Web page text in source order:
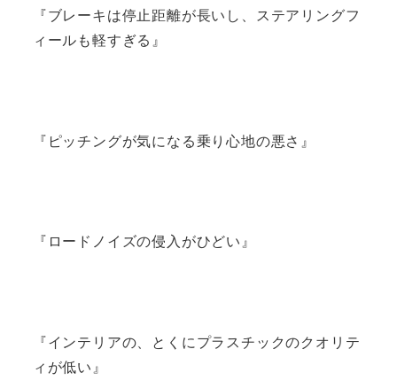
『ブレーキは停止距離が長いし、ステアリングフ
ィールも軽すぎる』
『ピッチングが気になる乗り心地の悪さ』
『ロードノイズの侵入がひどい』
『インテリアの、とくにプラスチックのクオリテ
ィが低い』